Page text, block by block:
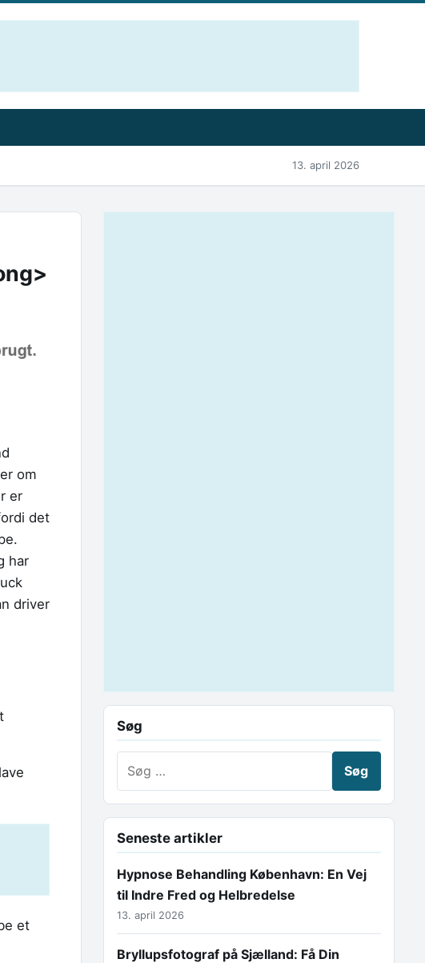
13. april 2026
om
er
det
har
driver
et
Søg
Seneste artikler
Hypnose Behandling København: En Vej
til Indre Fred og Helbredelse
13. april 2026
Bryllupsfotograf på Sjælland: Få Din